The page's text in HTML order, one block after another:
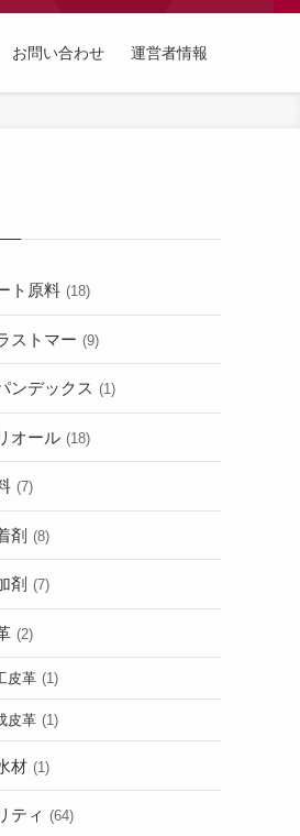
お問い合わせ 運営者情報
ト原料 (18)
ストマー (9)
ンデックス (1)
オール (18)
(7)
剤 (8)
剤 (7)
(2)
皮革 (1)
皮革 (1)
材 (1)
ティ (64)